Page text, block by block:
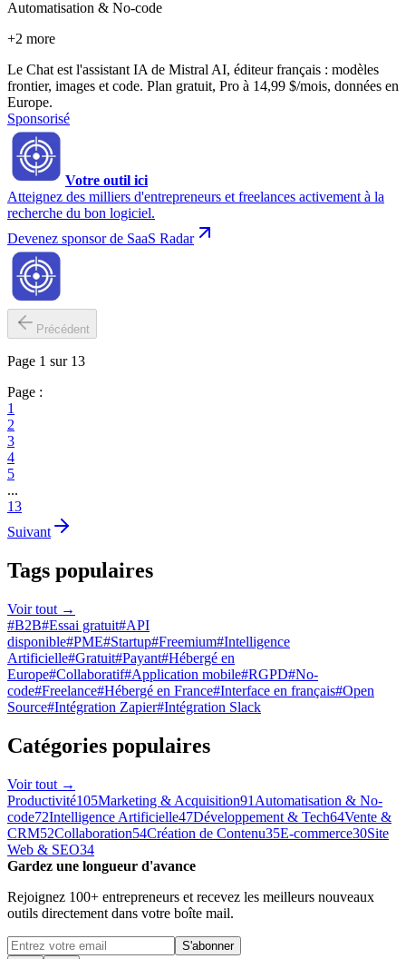
Automatisation & No-code
+2 more
Le Chat est l'assistant IA de Mistral AI, éditeur français : modèles
frontier, images et code. Plan gratuit, Pro à 14,99 $/mois, données en
Europe.
Sponsorisé
Votre outil ici
Atteignez des milliers d'entrepreneurs et freelances activement à la
recherche du bon logiciel.
Devenez sponsor de SaaS Radar
Précédent
Page 1 sur 13
Page :
1
2
3
4
5
...
13
Suivant
Tags populaires
Voir tout →
#B2B#Essai gratuit#API
disponible#PME#Startup#Freemium#Intelligence
Artificielle#Gratuit#Payant#Hébergé en
Europe#Collaboratif#Application mobile#RGPD#No-
code#Freelance#Hébergé en France#Interface en français#Open
Source#Intégration Zapier#Intégration Slack
Catégories populaires
Voir tout →
Productivité105Marketing & Acquisition91 Automatisation & No-
code72Intelligence Artificielle47Développement & Tech64Vente &
CRM52Collaboration54Création de Contenu35E-commerce30Site
Web & SEO34
Gardez une longueur d'avance
Rejoignez 100+ entrepreneurs et recevez les meilleurs nouveaux
outils directement dans votre boîte mail.
S'abonner